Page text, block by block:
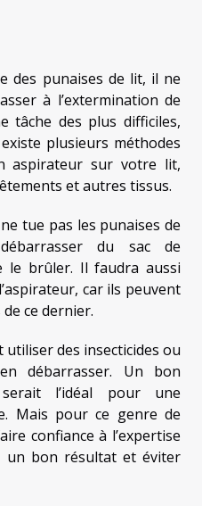
des punaises de lit, il ne
à l’extermination de
tâche des plus difficiles,
plusieurs méthodes
aspirateur sur votre lit,
et autres tissus.
tue pas les punaises de
du sac de
le brûler. Il faudra aussi
car ils peuvent
ce dernier.
des insecticides ou
débarrasser. Un bon
l’idéal pour une
Mais pour ce genre de
confiance à l’expertise
un bon résultat et éviter